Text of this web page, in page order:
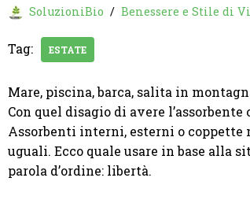
SoluzioniBio Benessere e Stile di
Tag: ESTATE
Mare, piscina, barca, salita in
Con quel disagio di avere
Assorbenti interni, esterni o coppette
uguali. Ecco quale usare in base alla
parola d’ordine: libertà.